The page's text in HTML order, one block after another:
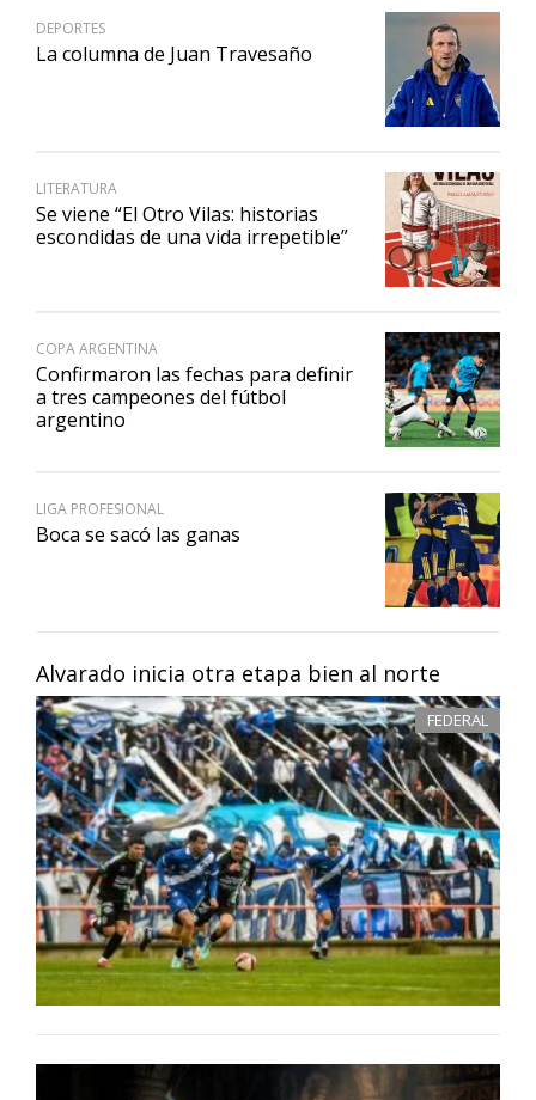
Alvarado inicia otra etapa bien al norte
FEDERAL
DEPORTES
La columna de Juan Travesaño
LITERATURA
Se viene “El Otro Vilas: historias
escondidas de una vida irrepetible”
COPA ARGENTINA
Confirmaron las fechas para definir
a tres campeones del fútbol
argentino
LIGA PROFESIONAL
Boca se sacó las ganas